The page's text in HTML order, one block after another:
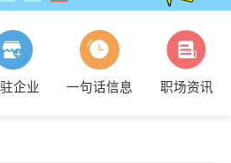
企业 一句话信息 职场资讯